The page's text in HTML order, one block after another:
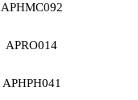
APHMC092
APRO014
APHPH041